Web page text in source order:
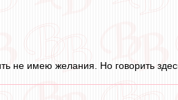
не имею желания. Но говорить